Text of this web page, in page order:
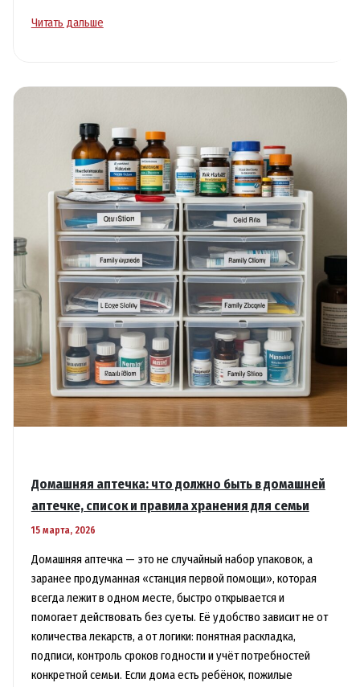
Гастрономические
туристических
ловушек
Читать дальше
Домашняя аптечка: что должно быть в домашней
аптечке, список и правила хранения для семьи
15 марта, 2026
Домашняя аптечка — это не случайный набор упаковок, а
заранее продуманная «станция первой помощи», которая
всегда лежит в одном месте, быстро открывается и
помогает действовать без суеты. Её удобство зависит не от
количества лекарств, а от логики: понятная раскладка,
подписи, контроль сроков годности и учёт потребностей
конкретной семьи. Если дома есть ребёнок, пожилые